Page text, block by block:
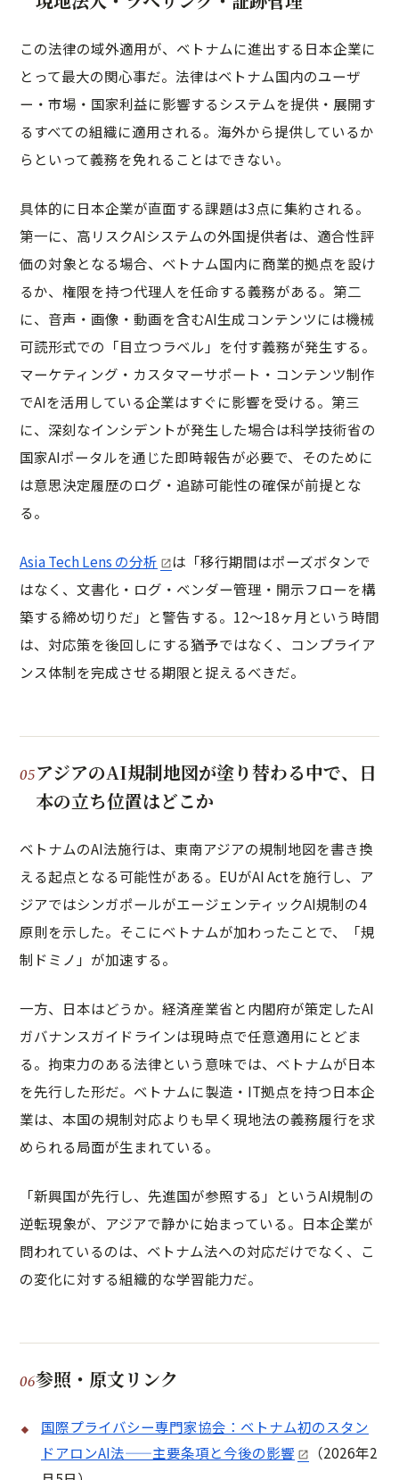
この法律の域外適用が、ベトナムに進出する日本企業に
とって最大の関心事だ。法律はベトナム国内のユーザ
ー・市場・国家利益に影響するシステムを提供・展開す
るすべての組織に適用される。海外から提供しているか
らといって義務を免れることはできない。
具体的に日本企業が直面する課題は3点に集約される。
第一に、高リスクAIシステムの外国提供者は、適合性評
価の対象となる場合、ベトナム国内に商業的拠点を設け
るか、権限を持つ代理人を任命する義務がある。第二
に、音声・画像・動画を含むAI生成コンテンツには機械
可読形式での「目立つラベル」を付す義務が発生する。
マーケティング・カスタマーサポート・コンテンツ制作
でAIを活用している企業はすぐに影響を受ける。第三
に、深刻なインシデントが発生した場合は科学技術省の
国家AIポータルを通じた即時報告が必要で、そのために
は意思決定履歴のログ・追跡可能性の確保が前提とな
る。
Asia Tech Lens の分析
は「移行期間はポーズボタンで
はなく、文書化・ログ・ベンダー管理・開示フローを構
築する締め切りだ」と警告する。12〜18ヶ月という時間
は、対応策を後回しにする猶予ではなく、コンプライア
ンス体制を完成させる期限と捉えるべきだ。
アジアのAI規制地図が塗り替わる中で、日
本の立ち位置はどこか
ベトナムのAI法施行は、東南アジアの規制地図を書き換
える起点となる可能性がある。EUがAI Actを施行し、ア
ジアではシンガポールがエージェンティックAI規制の4
原則を示した。そこにベトナムが加わったことで、「規
制ドミノ」が加速する。
一方、日本はどうか。経済産業省と内閣府が策定したAI
ガバナンスガイドラインは現時点で任意適用にとどま
る。拘束力のある法律という意味では、ベトナムが日本
を先行した形だ。ベトナムに製造・IT拠点を持つ日本企
業は、本国の規制対応よりも早く現地法の義務履行を求
められる局面が生まれている。
「新興国が先行し、先進国が参照する」というAI規制の
逆転現象が、アジアで静かに始まっている。日本企業が
問われているのは、ベトナム法への対応だけでなく、こ
の変化に対する組織的な学習能力だ。
参照・原文リンク
国際プライバシー専門家協会：ベトナム初のスタン
ドアロンAI法——主要条項と今後の影響
（2026年2